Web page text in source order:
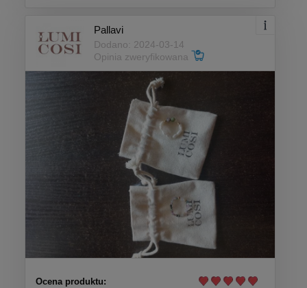
Pallavi
Dodano: 2024-03-14
Opinia zweryfikowana
Ocena produktu: